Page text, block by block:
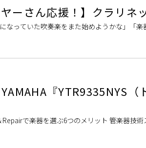
ヤーさん応援！】クラリネ
なっていた吹奏楽をまた始めようかな」「
シーズン。Wind＆Repai […]
『YTR9335NYS
で楽器を選ぶ6つのメリット 管楽器技
[…]